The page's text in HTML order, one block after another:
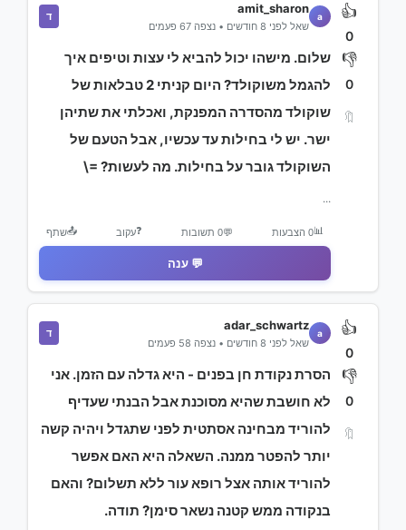
👍
0
👎
0
🔖
a
amit_sharon
שאל לפני 8 חודשים • נצפה 67 פעמים
ד
שלום. מישהו יכול להביא לי עצות וטיפים איך
להגמל משוקולד? היום קניתי 2 טבלאות של
שוקולד מהסדרה המפנקת, ואכלתי את שתיהן
ישר. יש לי בחילות עד עכשיו, אבל הטעם של
השוקולד גובר על בחילות. מה לעשות? =\
...
📊0 הצבעות 💬0 תשובות ❓עקוב 📤שתף
💬 ענה
👍
0
👎
0
🔖
a
adar_schwartz
שאל לפני 8 חודשים • נצפה 58 פעמים
ד
הסרת נקודת חן בפנים - היא גדלה עם הזמן. אני
לא חושבת שהיא מסוכנת אבל הבנתי שעדיף
להוריד מבחינה אסתטית לפני שתגדל ויהיה קשה
יותר להפטר ממנה. השאלה היא האם אפשר
להוריד אותה אצל רופא עור ללא תשלום? והאם
בנקודה ממש קטנה נשאר סימן? תודה.